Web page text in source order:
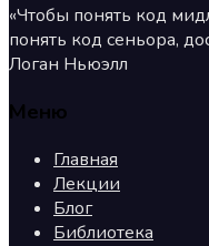
«Чтобы понять код
понять код сеньора,
Логан Ньюэлл
Меню
Главная
Лекции
Блог
Библиотека